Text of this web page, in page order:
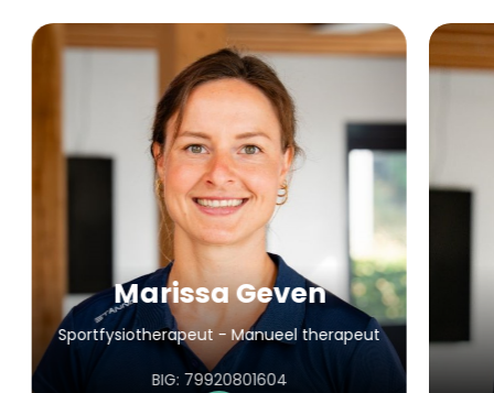
Marissa Geven
Sportfysiotherapeut - Manueel therapeut
BIG: 79920801604